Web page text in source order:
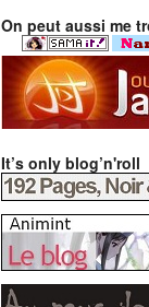
On peut aussi me
It’s only blog’n'roll